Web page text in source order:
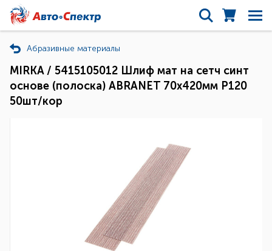
Абразивные материалы
MIRKA / 5415105012 Шлиф мат на сетч синт
основе (полоска) ABRANET 70x420мм Р120
50шт/кор